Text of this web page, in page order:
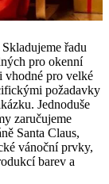
řadu
pro okenní
vhodné pro velké
požadavky
Jednoduše
zaručujeme
Santa Claus,
vánoční prvky,
barev a